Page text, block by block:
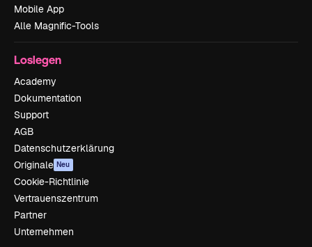
Mobile App
Alle Magnific-Tools
Loslegen
Academy
Dokumentation
Support
AGB
Datenschutzerklärung
Originale Neu
Cookie-Richtlinie
Vertrauenszentrum
Partner
Unternehmen